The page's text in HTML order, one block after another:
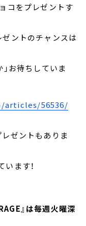
コをプレゼントす
ゼントのチャンスは
」お待ちしていま
articles/56536/
ゼントもありま
ます！
』は毎週火曜深